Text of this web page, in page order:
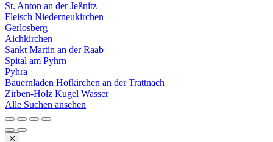
St. Anton an der Jeßnitz
Fleisch Niederneukirchen
Gerlosberg
Aichkirchen
Sankt Martin an der Raab
Spital am Pyhrn
Pyhra
Bauernladen Hofkirchen an der Trattnach
Zirben-Holz Kugel Wasser
Alle Suchen ansehen